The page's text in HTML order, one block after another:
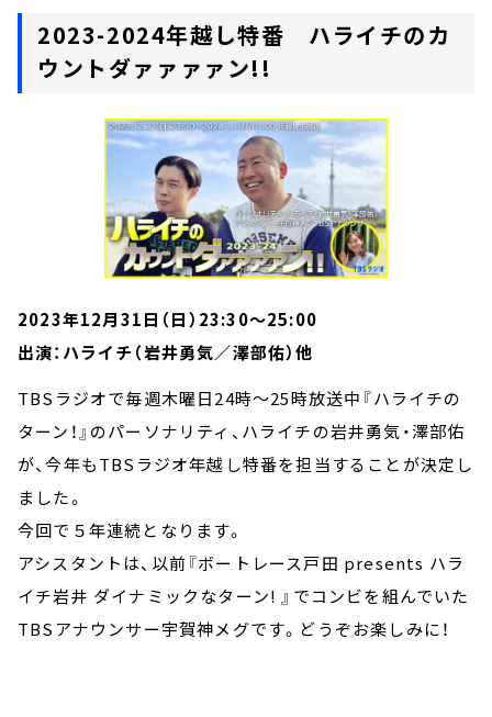
2023-2024年越し特番 ハライチのカ
ウントダァァァァン!!
2023年12月31日（日）23:30～25:00
出演：ハライチ（岩井勇気／澤部佑）他
TBSラジオで毎週木曜日24時～25時放送中『ハライチの
ターン！』のパーソナリティ、ハライチの岩井勇気・澤部佑
が、今年もTBSラジオ年越し特番を担当することが決定し
ました。
今回で５年連続となります。
アシスタントは、以前『ボートレース戸田 presents ハラ
イチ岩井 ダイナミックなターン! 』でコンビを組んでいた
TBSアナウンサー宇賀神メグです。どうぞお楽しみに！